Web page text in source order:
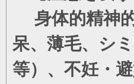
身体的精神
呆、薄毛、シ
等）、不妊・